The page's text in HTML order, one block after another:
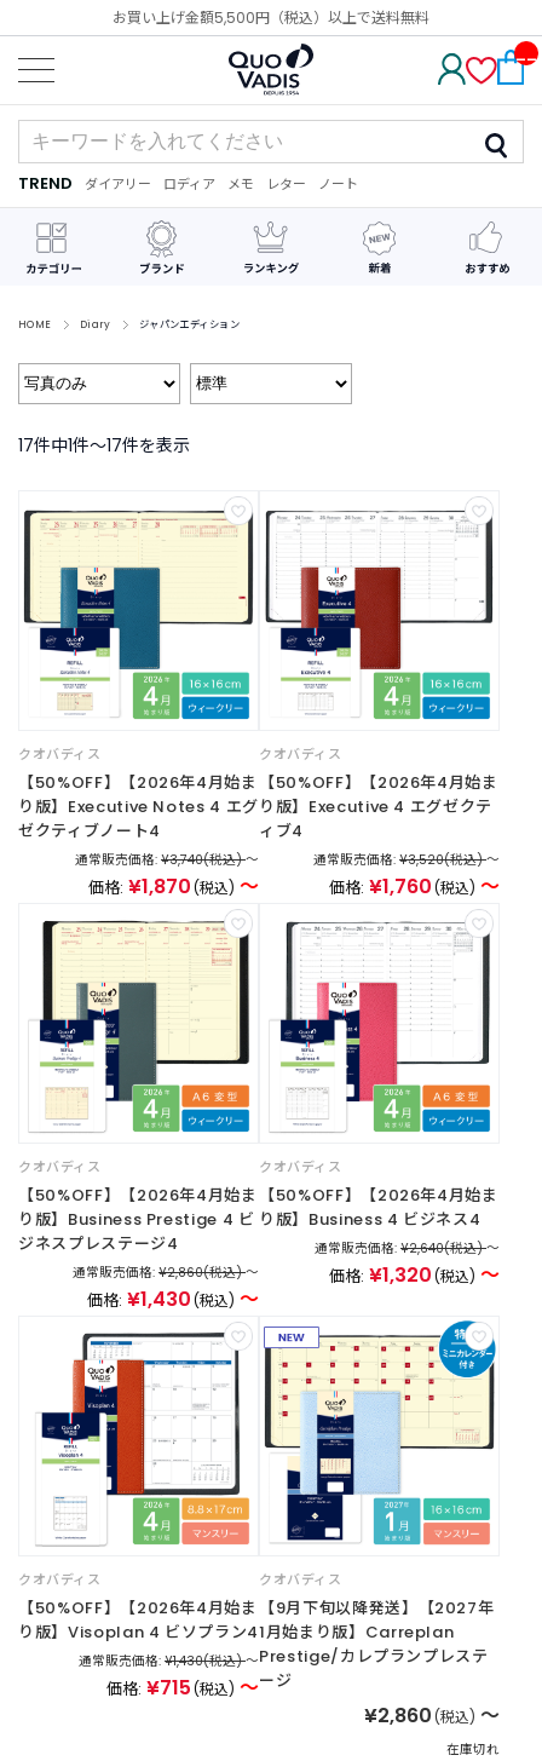
お買い上げ金額5,500円（税込）以上で送料無料
__
M_
CN
TREND
ダ
イ
ア
リ
ー
カ
レ
ン
ダ
ー
メ
手
デ
シ
最
近
ェ
ッ
た
C
O
R
Y
カ
す
A
N
D
ブ
ラ
・
特
集
TREND ダイアリー ロディア メモ レター ノート
HOME Diary ジャパンエディション
17件中1件〜17件を表示
クオバディス
【50%OFF】【2026年4月始ま
り版】Executive Notes 4 エグ
ゼクティブノート4
通常販売価格: ¥3,740(税込) ～
価格: ¥1,870(税込) ～
クオバディス
【50%OFF】【2026年4月始ま
り版】Executive 4 エグゼクテ
ィブ4
通常販売価格: ¥3,520(税込) ～
価格: ¥1,760(税込) ～
クオバディス
【50%OFF】【2026年4月始ま
り版】Business Prestige 4 ビ
ジネスプレステージ4
通常販売価格: ¥2,860(税込) ～
価格: ¥1,430(税込) ～
クオバディス
【50%OFF】【2026年4月始ま
り版】Business 4 ビジネス4
通常販売価格: ¥2,640(税込) ～
価格: ¥1,320(税込) ～
クオバディス
【50%OFF】【2026年4月始ま
り版】Visoplan 4 ビソプラン4
通常販売価格: ¥1,430(税込) ～
価格: ¥715(税込) ～
クオバディス
【9月下旬以降発送】【2027年
1月始まり版】Carreplan
Prestige/カレプランプレステ
ージ
¥2,860 (税込) ～
在庫切れ